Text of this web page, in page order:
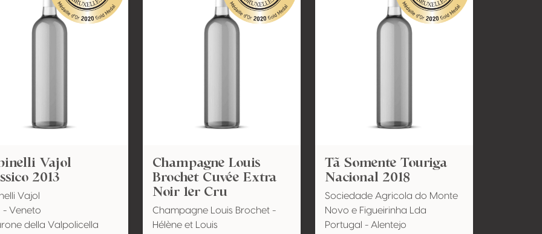
Vajol
2013
Vajol
- Veneto
della Valpolicella
Champagne Louis
Brochet Cuvée Extra
Noir 1er Cru
Champagne Louis Brochet -
Hélène et Louis
Tã Somente Touriga
Nacional 2018
Sociedade Agricola do Monte
Novo e Figueirinha Lda
Portugal - Alentejo